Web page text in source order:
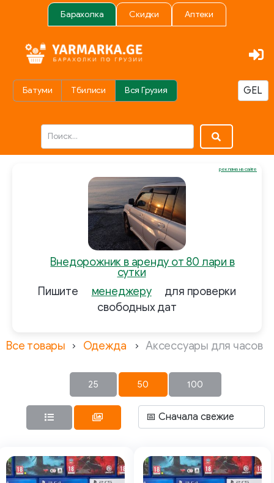
Барахолка Скидки Аптеки
Батуми Тбилиси Вся Грузия
Внедорожник в аренду от 80 лари в
сутки
Пишите
менеджеру
для проверки
свободных дат
реклама на сайте
Все товары Одежда Аксессуары для часов
25 50 100